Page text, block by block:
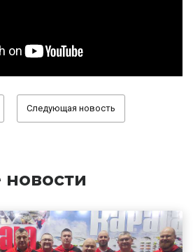
Следующая новость